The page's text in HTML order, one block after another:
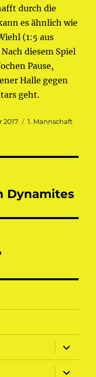
durch die
es ähnlich wie
(1:5 aus
diesem Spiel
Pause,
Halle gegen
geht.
2017 Kategorien
1. Mannschaft
Dynamites
öffnen